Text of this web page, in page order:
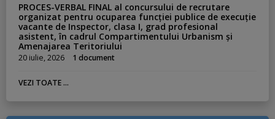
PROCES-VERBAL FINAL al concursului de recrutare
organizat pentru ocuparea funcției publice de execuție
vacante de Inspector, clasa I, grad profesional
asistent, în cadrul Compartimentului Urbanism și
Amenajarea Teritoriului
20 iulie, 2026 1 document
VEZI TOATE ...